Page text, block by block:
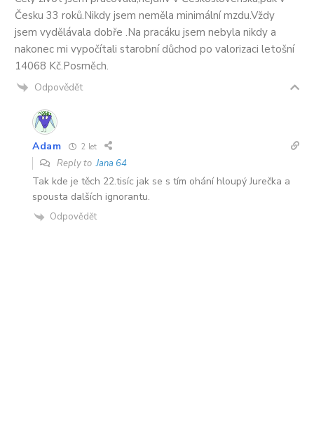
Česku 33 roků.Nikdy jsem neměla minimální mzdu.Vždy
jsem vydělávala dobře .Na pracáku jsem nebyla nikdy a
nakonec mi vypočítali starobní důchod po valorizaci letošní
14068 Kč.Posměch.
Odpovědět
Adam 2 let
Reply toJana 64
Tak kde je těch 22.tisíc jak se s tím ohání hloupý Jurečka a
spousta dalších ignorantu.
Odpovědět